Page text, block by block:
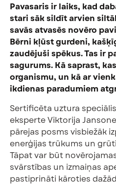
Pavasaris ir laiks, kad
stari sāk sildīt arvien
savās atvasēs novēro
Bērni kļūst gurdeni,
zaudējuši spēkus. Tas ir
sagurums. Kā saprast,
organismu, un kā ar
ikdienas paradumiem
Sertificēta uztura
eksperte Viktorija
pārejas posms visbiežāk
enerģijas trūkums un
Tāpat var būt
svārstības un izmaiņas
pastiprināti kāroties